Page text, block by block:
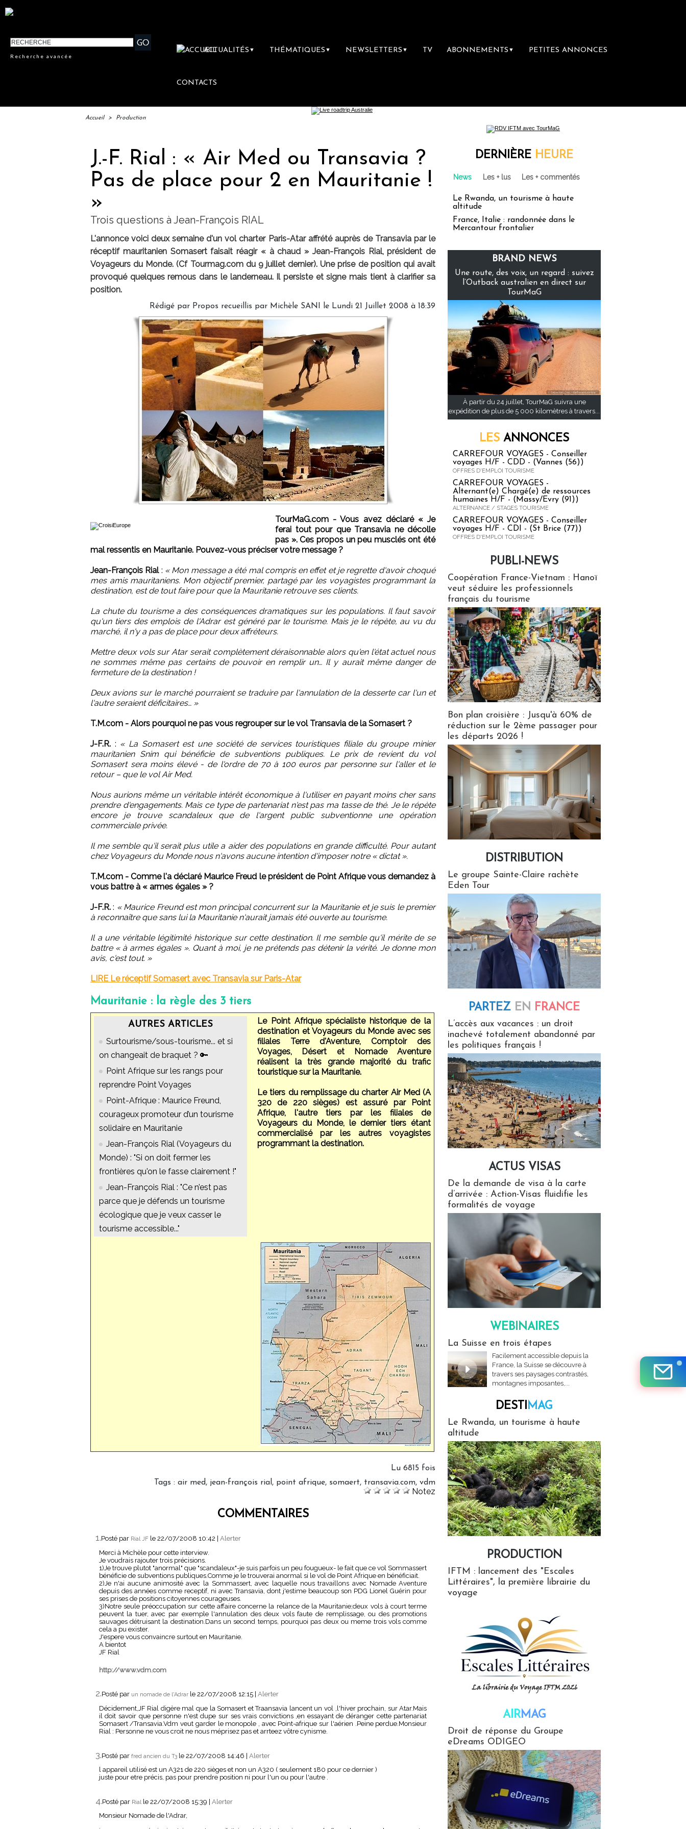
Recherche avancée
ACTUALITÉS ▼ THÉMATIQUES ▼ NEWSLETTERS ▼ TV ABONNEMENTS ▼ PETITES ANNONCES
CONTACTS
Accueil > Production
J.-F. Rial : « Air Med ou Transavia ?
Pas de place pour 2 en Mauritanie !
»
Trois questions à Jean-François RIAL
L'annonce voici deux semaine d'un vol charter Paris-Atar affrété auprès de Transavia par le
réceptif mauritanien Somasert faisait réagir « à chaud » Jean-François Rial, président de
Voyageurs du Monde. (Cf Tourmag.com du 9 juillet dernier). Une prise de position qui avait
provoqué quelques remous dans le landerneau. Il persiste et signe mais tient à clarifier sa
position.
Rédigé par Propos recueillis par Michèle SANI le Lundi 21 Juillet 2008 à 18:39
TourMaG.com - Vous avez déclaré « Je
ferai tout pour que Transavia ne décolle
pas ». Ces propos un peu musclés ont été
mal ressentis en Mauritanie. Pouvez-vous préciser votre message ?
Jean-François Rial : « Mon message a été mal compris en effet et je regrette d'avoir choqué
mes amis mauritaniens. Mon objectif premier, partagé par les voyagistes programmant la
destination, est de tout faire pour que la Mauritanie retrouve ses clients.
La chute du tourisme a des conséquences dramatiques sur les populations. Il faut savoir
qu'un tiers des emplois de l'Adrar est généré par le tourisme. Mais je le répète, au vu du
marché, il n'y a pas de place pour deux affréteurs.
Mettre deux vols sur Atar serait complètement déraisonnable alors qu'en l'état actuel nous
ne sommes même pas certains de pouvoir en remplir un… Il y aurait même danger de
fermeture de la destination !
Deux avions sur le marché pourraient se traduire par l'annulation de la desserte car l'un et
l'autre seraient déficitaires… »
T.M.com - Alors pourquoi ne pas vous regrouper sur le vol Transavia de la Somasert ?
J-F.R. : « La Somasert est une société de services touristiques filiale du groupe minier
mauritanien Snim qui bénéficie de subventions publiques. Le prix de revient du vol
Somasert sera moins élevé - de l'ordre de 70 à 100 euros par personne sur l'aller et le
retour – que le vol Air Med.
Nous aurions même un véritable intérêt économique à l'utiliser en payant moins cher sans
prendre d'engagements. Mais ce type de partenariat n'est pas ma tasse de thé. Je le répète
encore je trouve scandaleux que de l'argent public subventionne une opération
commerciale privée.
Il me semble qu'il serait plus utile a aider des populations en grande difficulté. Pour autant
chez Voyageurs du Monde nous n'avons aucune intention d'imposer notre « dictat ».
T.M.com - Comme l'a déclaré Maurice Freud le président de Point Afrique vous demandez à
vous battre à « armes égales » ?
J-F.R.: « Maurice Freund est mon principal concurrent sur la Mauritanie et je suis le premier
à reconnaître que sans lui la Mauritanie n'aurait jamais été ouverte au tourisme.
Il a une véritable légitimité historique sur cette destination. Il me semble qu'il mérite de se
battre « à armes égales ». Quant à moi, je ne prétends pas détenir la vérité. Je donne mon
avis, c'est tout. »
LIRE Le réceptif Somasert avec Transavia sur Paris-Atar
Mauritanie : la règle des 3 tiers
AUTRES ARTICLES
Surtourisme/sous-tourisme... et si
on changeait de braquet ? 🔑
Point Afrique sur les rangs pour
reprendre Point Voyages
Point-Afrique : Maurice Freund,
courageux promoteur d’un tourisme
solidaire en Mauritanie
Jean-François Rial (Voyageurs du
Monde) : "Si on doit fermer les
frontières qu'on le fasse clairement !"
Jean-François Rial : "Ce n’est pas
parce que je défends un tourisme
écologique que je veux casser le
tourisme accessible..."
Le Point Afrique spécialiste historique de la
destination et Voyageurs du Monde avec ses
filiales Terre d'Aventure, Comptoir des
Voyages, Désert et Nomade Aventure
réalisent la très grande majorité du trafic
touristique sur la Mauritanie.
Le tiers du remplissage du charter Air Med (A
320 de 220 sièges) est assuré par Point
Afrique, l'autre tiers par les filiales de
Voyageurs du Monde, le dernier tiers étant
commercialisé par les autres voyagistes
programmant la destination.
Lu 6815 fois
Tags : air med, jean-françois rial , point afrique, somaert, transavia.com, vdm
Notez
COMMENTAIRES
1.Posté par Rial JF le 22/07/2008 10:42
Alerter
Merci à Michèle pour cette interview.
Je voudrais rajouter trois précisions.
1)Je trouve plutot "anormal" que "scandaleux"-je suis parfois un peu fougueux- le fait que ce vol Sommassert
bénéficie de subventions publiques.Comme je le trouverai anormal si le vol de Point Afrique en bénéficiait.
2)Je n'ai aucune animosité avec la Sommassert, avec laquelle nous travaillons avec Nomade Aventure
depuis des années comme receptif, ni avec Transavia, dont j'estime beaucoup son PDG Lionel Guérin pour
ses prises de positions citoyennes courageuses.
3)Notre seule préoccupation sur cette affaire concerne la relance de la Mauritanie;deux vols à court terme
peuvent la tuer, avec par exemple l'annulation des deux vols faute de remplissage, ou des promotions
sauvages détruisant la destination.Dans un second temps, pourquoi pas deux ou meme trois vols comme
cela a pu exister.
J'espere vous convaincre surtout en Mauritanie.
A bientot
JF Rial
http://www.vdm.com
2.Posté par un nomade de l'Adrar le 22/07/2008 12:15 Alerter
Décidement,JF Rial digère mal que la Somasert et Traansavia lancent un vol ,l'hiver prochain, sur Atar.Mais
il doit savoir que personne n'est dupe sur ses vrais convictions ,en essayant de déranger cette partenariat
Somasert /Transavia.Vdm veut garder le monopole , avec Point-afrique sur l'aérien .Peine perdue.Monsieur
Rial : Personne ne vous croit ne nous méprisez pas et arrteez vôtre cynisme.
3.Posté par fred ancien du T3 le 22/07/2008 14:46 | Alerter
l appareil utilisé est un A321 de 220 sièges et non un A320 ( seulement 180 pour ce dernier )
juste pour etre précis, pas pour prendre position ni pour l'un ou pour l'autre .
4.Posté par Rial le 22/07/2008 15:39 | Alerter
Monsieur Nomade de l'Adrar,
DERNIÈRE HEURE
News Les + lus Les + commentés
Le Rwanda, un tourisme à haute
altitude
France, Italie : randonnée dans le
Mercantour frontalier
BRAND NEWS
Une route, des voix, un regard : suivez
l’Outback australien en direct sur
TourMaG
À partir du 24 juillet, TourMaG suivra une
expédition de plus de 5 000 kilomètres à travers...
LES ANNONCES
CARREFOUR VOYAGES - Conseiller
voyages H/F - CDD - (Vannes (56))
OFFRES D'EMPLOI TOURISME
CARREFOUR VOYAGES -
Alternant(e) Chargé(e) de ressources
humaines H/F - (Massy/Evry (91))
ALTERNANCE / STAGES TOURISME
CARREFOUR VOYAGES - Conseiller
voyages H/F - CDI - (St Brice (77))
OFFRES D'EMPLOI TOURISME
PUBLI-NEWS
Coopération France-Vietnam : Hanoï
veut séduire les professionnels
français du tourisme
Bon plan croisière : Jusqu'à 60% de
réduction sur le 2ème passager pour
les départs 2026 !
DISTRIBUTION
Le groupe Sainte-Claire rachète
Eden Tour
PARTEZ EN FRANCE
L’accès aux vacances : un droit
inachevé totalement abandonné par
les politiques français !
ACTUS VISAS
De la demande de visa à la carte
d’arrivée : Action-Visas fluidifie les
formalités de voyage
WEBINAIRES
La Suisse en trois étapes
Facilement accessible depuis la
France, la Suisse se découvre à
travers ses paysages contrastés,
montagnes imposantes,...
DESTIMAG
Le Rwanda, un tourisme à haute
altitude
PRODUCTION
IFTM : lancement des "Escales
Littéraires", la première librairie du
voyage
AIRMAG
Droit de réponse du Groupe
eDreams ODIGEO